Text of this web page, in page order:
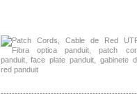
-------------------------------------------------